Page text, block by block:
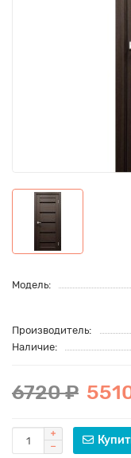
Модель:
Производитель:
Наличие:
6720 ₽